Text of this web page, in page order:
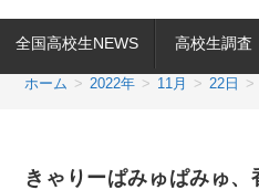
ス
ッ
全国高校生NEWS 高校生調査
ホーム > 2022年 > 11月 > 22日 >
きゃりーぱみゅぱみゅ、